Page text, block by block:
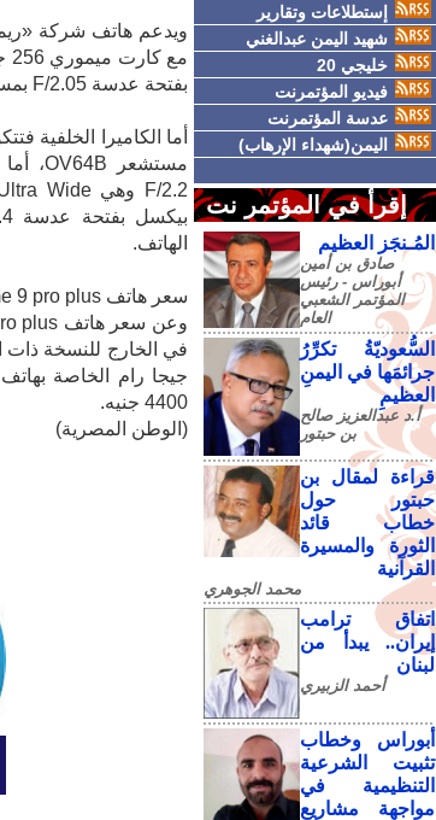
إستطلاعات وتقارير
شهيد اليمن عبدالغني
خليجي 20
فيديو المؤتمرنت
عدسة المؤتمرنت
اليمن(شهداء الإرهاب)
إقرأ في المؤتمر نت
المُـنجَز العظيم
صادق‮ ‬بن‮ ‬أمين‮
‬أبوراس - رئيس‮
‬المؤتمر‮ ‬الشعبي‮
‬العام
السُّعوديّةُ تكرِّرُ
جرائمَها في اليمنِ
العظيمِ
أ.د عبدالعزيز صالح
بن حبتور
قراءة لمقال بن
حبتور حول
خطاب قائد
الثورة والمسيرة
القرآنية
محمد الجوهري
اتفاق ترامب
إيران.. يبدأ من
لبنان
أحمد الزبيري
أبوراس وخطاب
تثبيت الشرعية
التنظيمية في
مواجهة مشاريع
بفتحة عدسة F/2.05 بمستشعر سوني.
الهاتف.
سعر هاتف realme 9 pro plus الجديد
4400 جنيه.
(الوطن المصرية)